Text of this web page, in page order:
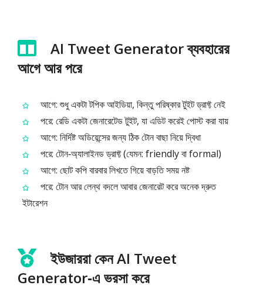
AI Tweet Generator ব্যবহারের
আগে আর পরে
আগে: শুধু একটা টপিক আইডিয়া, কিন্তু পরিষ্কার টুইট ড্রাফ্ট নেই
পরে: রেডি একটা জেনারেটেড টুইট, যা এডিট করেই পোস্ট করা যায়
আগে: নির্দিষ্ট অডিয়েন্সের জন্য ঠিক টোন বাছা নিয়ে দ্বিধা
পরে: টোন‑অ্যালাইনড ড্রাফ্ট (যেমন: friendly বা formal)
আগে: ছোট কপি বারবার লিখতে গিয়ে বাড়তি সময় নষ্ট
পরে: টোন আর লেন্থ বদলে আবার জেনারেট করে অনেক দ্রুত
ইটারেশন
ইউজাররা কেন AI Tweet
Generator‑এ ভরসা করে